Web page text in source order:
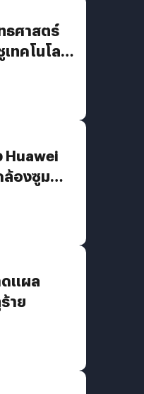
ธศาสตร์
ทคโนโลยี
Huawei
ล้องซูม
ดแผล
าย